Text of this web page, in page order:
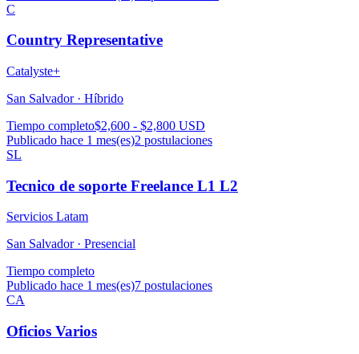
C
Country Representative
Catalyste+
San Salvador · Híbrido
Tiempo completo$2,600 - $2,800 USD
Publicado hace 1 mes(es)2 postulaciones
SL
Tecnico de soporte Freelance L1 L2
Servicios Latam
San Salvador · Presencial
Tiempo completo
Publicado hace 1 mes(es)7 postulaciones
CA
Oficios Varios